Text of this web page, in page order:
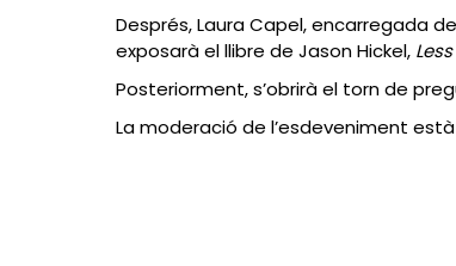
Després, Laura Capel, encarregada
exposarà el llibre de Jason Hickel,
Posteriorment, s’obrirà el torn de
La moderació de l’esdeveniment